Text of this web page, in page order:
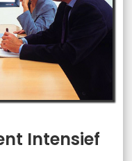
Intensief